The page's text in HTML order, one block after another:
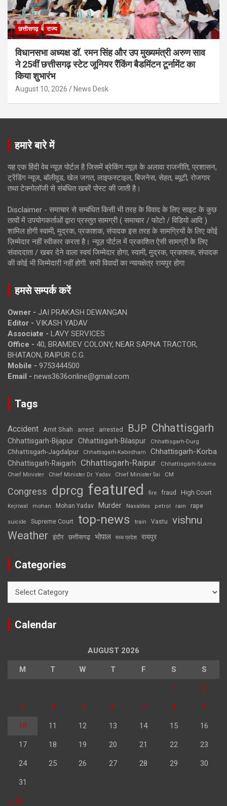
छत्तीसगढ़ राज्य
विधानसभा अध्यक्ष डॉ. रमन सिंह और उप मुख्यमंत्री अरुण साव
ने 25वीं छत्तीसगढ़ स्टेट जूनियर रैंकिंग बैडमिंटन टूर्नामेंट का
किया शुभारंभ
August 10, 2026 News Desk
हमारे बारे में
यह एक हिंदी वेब न्यूज़ पोर्टल है जिसमें ब्रेकिंग न्यूज़ के अलावा राजनीति, प्रशासन,
ट्रेंडिंग न्यूज, बॉलीवुड, खेल जगत, लाइफस्टाइल, बिजनेस, सेहत, ब्यूटी, रोजगार
तथा टेक्नोलॉजी से संबंधित खबरें पोस्ट की जाती है।
Disclaimer - समाचार से सम्बंधित किसी भी तरह के विवाद के लिए साइट के कुछ
तत्वों में उपयोगकर्ताओं द्वारा प्रस्तुत सामग्री ( समाचार / फोटो / विडियो आदि )
शामिल होगी स्वामी, मुद्रक, प्रकाशक, संपादक इस तरह के सामग्रियों के लिए कोई
ज़िम्मेदार नहीं स्वीकार करता है। न्यूज़ पोर्टल में प्रकाशित ऐसी सामग्री के लिए
संवाददाता / खबर देने वाला स्वयं जिम्मेदार होगा, स्वामी, मुद्रक, प्रकाशक, संपादक
की कोई भी जिम्मेदारी नहीं होगी. सभी विवादों का न्यायक्षेत्र रायपुर होगा
हमसे सम्पर्क करें
Owner - JAI PRAKASH DEWANGAN
Editor - VIKASH YADAV
Associate - LAVY SERVICES
Office - 40, BRAMDEV COLONY, NEAR SAPNA TRACTOR,
BHATAON, RAIPUR C.G.
Mobile - 9753444500
Email - news3636online@gmail.com
Tags
Accident Amit Shah arrest arrested BJP Chhattisgarh
Chhattisgarh-Bijapur Chhattisgarh-Bilaspur Chhattisgarh-Durg
Chhattisgarh-Jagdalpur Chhattisgarh-Kabirdham Chhattisgarh-Korba
Chhattisgarh-Raigarh Chhattisgarh-Raipur
Chhattisgarh-Sukma
Chief Minister
Chief Minister Dr. Yadav Chief Minister Sai CM
Congress dprcg featured fire fraud High Court
Kejriwal mohan Mohan Yadav Murder Naxalites petrol rain rape
suicide Supreme Court top-news train Vastu vishnu
Weather इंदौर छत्तीसगढ़ भोपाल मध्य प्रदेश रायपुर
Categories
Calendar
AUGUST 2026
M T W T F S S
1 2
3 4 5 6 7 8 9
10 11 12 13 14 15 16
17 18 19 20 21 22 23
24 25 26 27 28 29 30
31
« Jul